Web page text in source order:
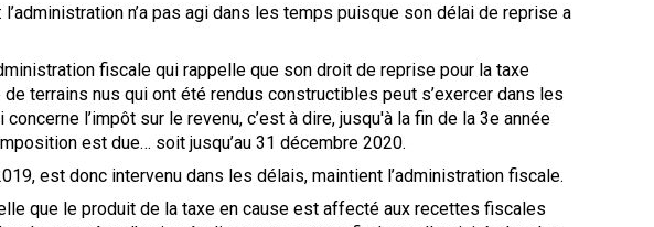
n’a pas agi dans les temps puisque son délai de reprise a
fiscale qui rappelle que son droit de reprise pour la taxe
terrains nus qui ont été rendus constructibles peut s’exercer dans les
l’impôt sur le revenu, c’est à dire, jusqu'à la fin de la 3e année
est due… soit jusqu’au 31 décembre 2020.
est donc intervenu dans les délais, maintient l’administration fiscale.
que le produit de la taxe en cause est affecté aux recettes fiscales